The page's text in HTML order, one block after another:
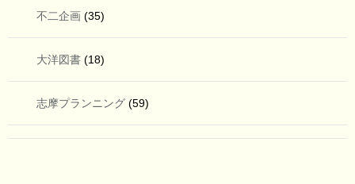
不二企画 (35)
大洋図書 (18)
志摩プランニング (59)